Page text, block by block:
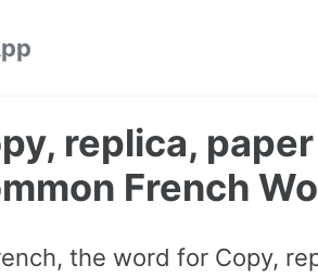
replica,
French
the word for Copy,